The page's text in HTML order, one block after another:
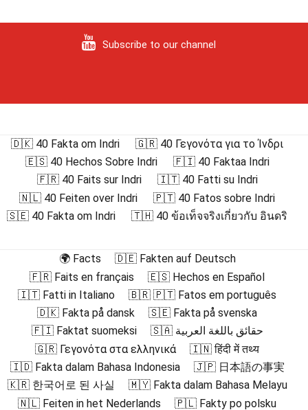
Subscribe to our channel
🇩🇰 40 Fakta om Indri
🇬🇷 40 Γεγονότα για το Ίνδρι
🇪🇸 40 Hechos Sobre Indri
🇫🇮 40 Faktaa Indri
🇫🇷 40 Faits sur Indri
🇮🇹 40 Fatti su Indri
🇳🇱 40 Feiten over Indri
🇵🇹 40 Fatos sobre Indri
🇸🇪 40 Fakta om Indri
🇹🇭 40 ข้อเท็จจริงเกี่ยวกับ อินดริ
🌍 Facts
🇩🇪 Fakten auf Deutsch
🇫🇷 Faits en français
🇪🇸 Hechos en Español
🇮🇹 Fatti in Italiano
🇧🇷 🇵🇹 Fatos em português
🇩🇰 Fakta på dansk
🇸🇪 Fakta på svenska
🇫🇮 Faktat suomeksi
🇸🇦 حقائق باللغة العربية
🇬🇷 Γεγονότα στα ελληνικά
🇮🇳 हिंदी में तथ्य
🇮🇩 Fakta dalam Bahasa Indonesia
🇯🇵 日本語の事実
🇰🇷 한국어로 된 사실
🇲🇾 Fakta dalam Bahasa Melayu
🇳🇱 Feiten in het Nederlands
🇵🇱 Fakty po polsku